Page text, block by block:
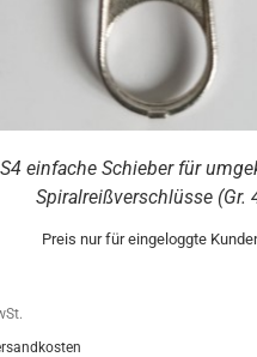
S4 einfache Schieber für
Spiralreißverschlüsse (Gr.
Preis nur für eingeloggte